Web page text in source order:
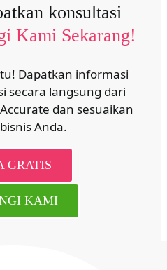
konsultasi
Kami Sekarang!
Dapatkan informasi
secara langsung dari
dan sesuaikan
Anda.
GRATIS
KAMI